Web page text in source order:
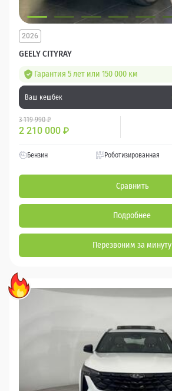
GEELY CITYRAY
2026
Гарантия 5 лет или 150 000 км
Ваш кешбек
3 119 990 ₽
2 210 000 ₽
Бензин Роботизированная
Сравнить
Подробнее
Перезвоним за минуту